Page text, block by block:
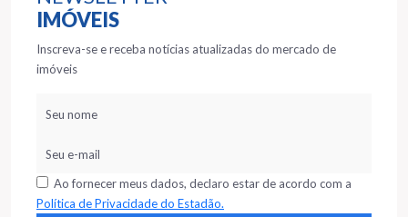
IMÓVEIS
Inscreva-se e receba notícias atualizadas do mercado de
imóveis
Ao fornecer meus dados, declaro estar de acordo com a
Política de Privacidade do Estadão.